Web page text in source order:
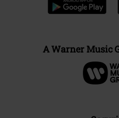
A Warner Music